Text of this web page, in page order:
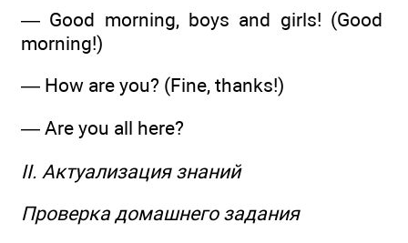
— Good morning, boys and girls! (Good
morning!)
— How are you? (Fine, thanks!)
— Are you all here?
II. Актуализация знаний
Проверка домашнего задания